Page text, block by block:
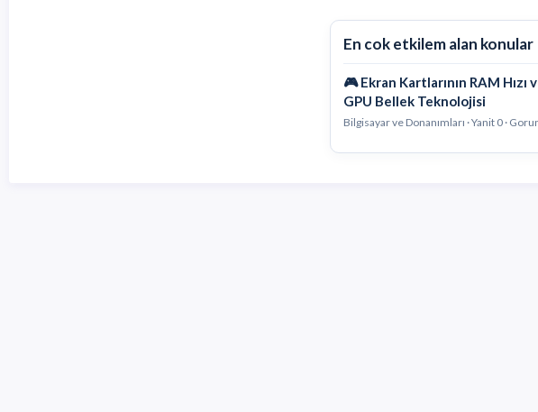
En cok etkilem alan konular
🎮 Ekran Kartlarının RAM Hızı
GPU Bellek Teknolojisi
Bilgisayar ve Donanımları · Yanit 0 ·